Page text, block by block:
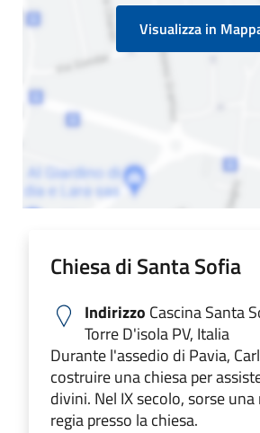
Visualizza in
Chiesa di Santa Sofia
Indirizzo Cascina Santa
Torre D'isola PV, Italia
Durante l'assedio di Pavia,
costruire una chiesa per
divini. Nel IX secolo, sorse
regia presso la chiesa.